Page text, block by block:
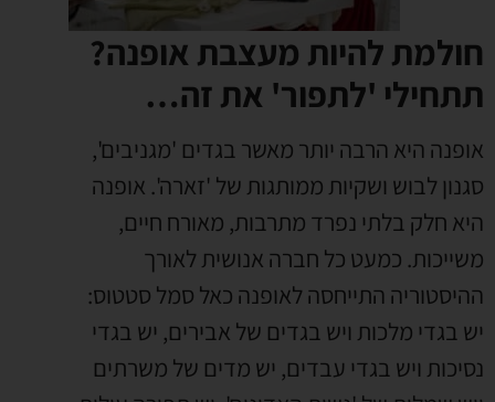
חולמת להיות מעצבת אופנה?
תתחילי 'לתפור' את זה…
אופנה היא הרבה יותר מאשר בגדים 'מגניבים',
סגנון לבוש ושקיות ממותגות של 'זארה'. אופנה
היא חלק בלתי נפרד מתרבות, מאורח חיים,
משייכות. כמעט כל חברה אנושית לאורך
ההיסטוריה התייחסה לאופנה כאל סמל סטטוס:
יש בגדי מלכות ויש בגדים של אבירים, יש בגדי
נסיכות ויש בגדי עבדים, יש מדים של משרתים